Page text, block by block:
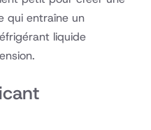
qui entraîne un
liquide